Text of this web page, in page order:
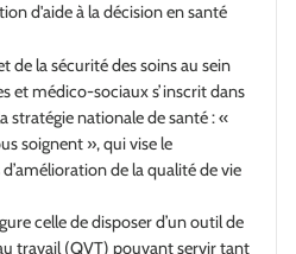
d'aide à la décision en santé
de la sécurité des soins au sein
et médico-sociaux s’inscrit dans
stratégie nationale de santé : «
soignent », qui vise le
de la qualité de vie
celle de disposer d’un outil de
travail (QVT) pouvant servir tant